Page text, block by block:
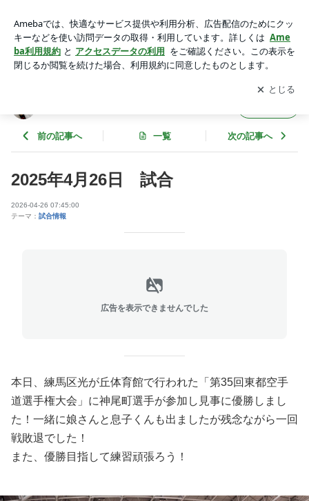
アプリをダウンロードして ブログの更新通知
を受け取りまし
ょう。
開く
前の記事へ 一覧 次の記事へ
2025年4月26日 試合
2026-04-26 07:45:00
テーマ： 試合情報
広告を表示できませんでした
本日、練馬区光が丘体育館で行われた「第35回東都空手
道選手権大会」に神尾町選手が参加し見事に優勝しまし
た！一緒に娘さんと息子くんも出ましたが残念ながら一回
戦敗退でした！
また、優勝目指して練習頑張ろう！